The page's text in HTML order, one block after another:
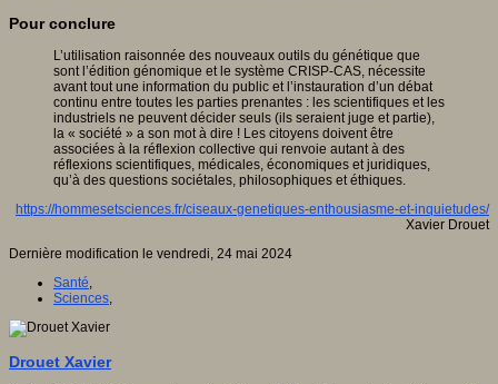
Pour conclure
L’utilisation raisonnée des nouveaux outils du génétique que
sont l’édition génomique et le système CRISP-CAS, nécessite
avant tout une information du public et l’instauration d’un débat
continu entre toutes les parties prenantes : les scientifiques et les
industriels ne peuvent décider seuls (ils seraient juge et partie),
la « société » a son mot à dire ! Les citoyens doivent être
associées à la réflexion collective qui renvoie autant à des
réflexions scientifiques, médicales, économiques et juridiques,
qu’à des questions sociétales, philosophiques et éthiques.
https://hommesetsciences.fr/ciseaux-genetiques-enthousiasme-et-inquietudes/
Xavier Drouet
Dernière modification le vendredi, 24 mai 2024
Santé
Sciences
Drouet Xavier